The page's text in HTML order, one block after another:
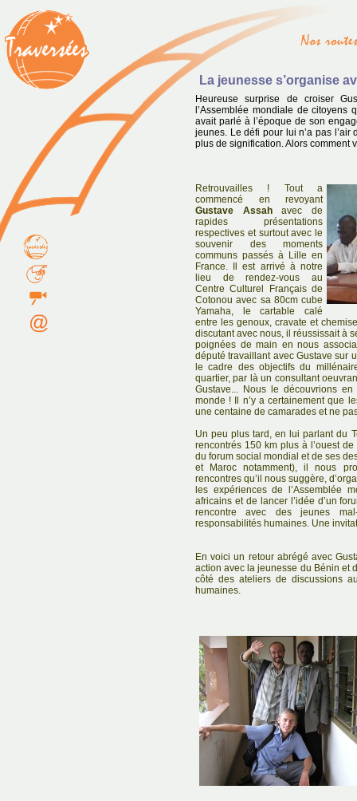
La jeunesse s’organise
Heureuse surprise de croiser
l’Assemblée mondiale de
avait parlé à l’époque de son
jeunes. Le défi pour lui n’a pas l’air
plus de signification. Alors comment
Retrouvailles ! Tout a
commencé en revoyant
Gustave Assahavec de
rapides présentations
respectives et surtout avec le
souvenir des moments
communs passés à Lille en
France. Il est arrivé à notre
lieu de rendez-vous au
Centre Culturel Français de
Cotonou avec sa 80cm cube
Yamaha, le cartable calé
entre les genoux, cravate et
discutant avec nous, il réussissait à
poignées de main en nous
député travaillant avec Gustave sur
le cadre des objectifs du
quartier, par là un consultant
Gustave... Nous le découvrions
monde ! Il n’y a certainement que
une centaine de camarades et ne
Un peu plus tard, en lui parlant du
rencontrés 150 km plus à l’ouest
du forum social mondial et de ses
et Maroc notamment), il nous
rencontres qu’il nous suggère,
les expériences de l’Assemblée
africains et de lancer l’idée d’un
rencontre avec des jeunes
responsabilités humaines. Une
En voici un retour abrégé avec
action avec la jeunesse du Bénin et
côté des ateliers de discussions
humaines.